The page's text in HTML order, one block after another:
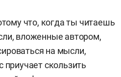
что, когда ты читаешь
вложенные автором,
на мысли,
скользить